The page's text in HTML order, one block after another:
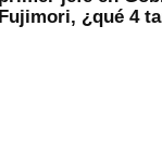
Fujimori, ¿qué 4